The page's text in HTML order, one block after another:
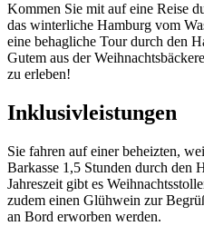
Kommen Sie mit auf eine Reise
das winterliche Hamburg vom
eine behagliche Tour durch den
Gutem aus der
zu erleben!
Inklusivleistungen
Sie fahren auf einer beheizten,
Barkasse 1,5 Stunden durch den
Jahreszeit gibt es
zudem einen Glühwein zur
an Bord erworben werden.